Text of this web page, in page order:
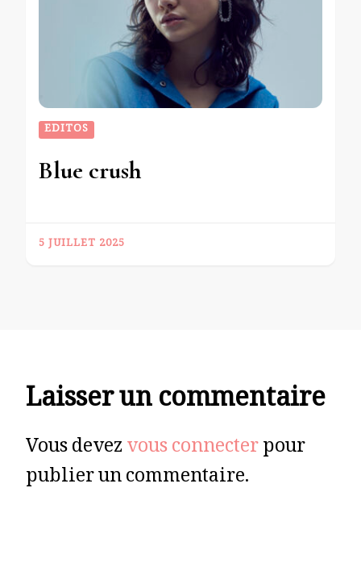
EDITOS
Blue crush
5 JUILLET 2025
Laisser un commentaire
Vous devezvous connecterpour
publier un commentaire.